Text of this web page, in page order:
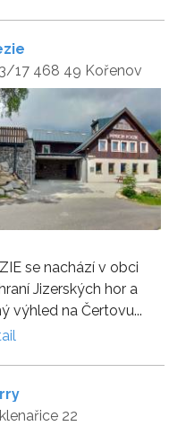
17 468 49 Kořenov
se nachází v obci
Jizerských hor a
výhled na Čertovu...
22